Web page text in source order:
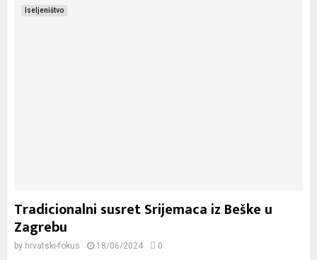
Iseljeništvo
Tradicionalni susret Srijemaca iz Beške u
Zagrebu
by hrvatski-fokus 18/06/2024 0